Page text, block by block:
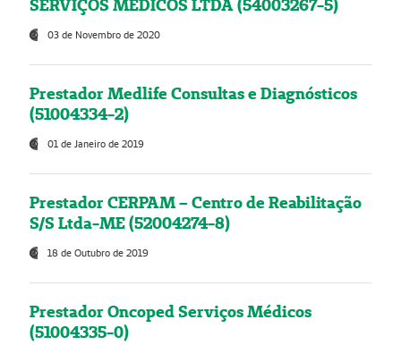
SERVIÇOS MÉDICOS LTDA (54003267-5)
03 de Novembro de 2020
Prestador Medlife Consultas e Diagnósticos
(51004334-2)
01 de Janeiro de 2019
Prestador CERPAM – Centro de Reabilitação
S/S Ltda-ME (52004274-8)
18 de Outubro de 2019
Prestador Oncoped Serviços Médicos
(51004335-0)